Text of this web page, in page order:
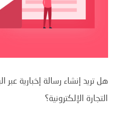
هل تريد إنشاء رسالة إخبارية
التجارة الإلكترونية؟